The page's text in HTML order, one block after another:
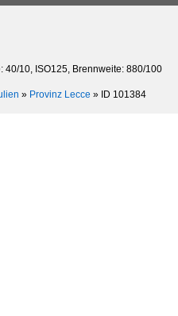
40/10, ISO125, Brennweite: 880/100
» Provinz Lecce » ID 101384